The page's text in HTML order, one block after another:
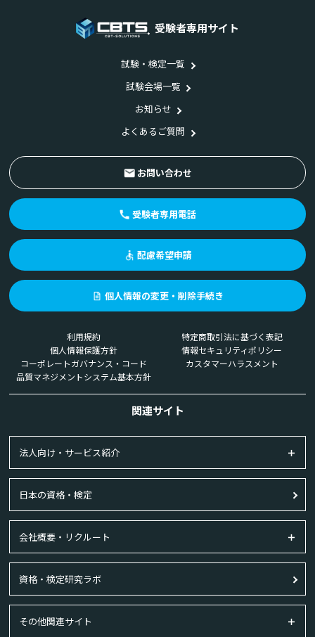
受験者専用サイト
試験・検定一覧
試験会場一覧
お知らせ
よくあるご質問
お問い合わせ
受験者専用電話
配慮希望申請
個人情報の変更・削除手続き
利用規約
特定商取引法に基づく表記
個人情報保護方針
情報セキュリティポリシー
コーポレートガバナンス・コード
カスタマーハラスメント
品質マネジメントシステム基本方針
関連サイト
法人向け・サービス紹介
日本の資格・検定
会社概要・リクルート
資格・検定研究ラボ
その他関連サイト